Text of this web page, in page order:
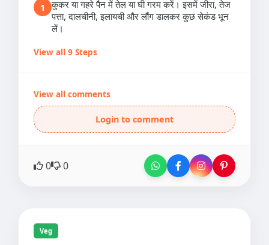
1
कुकर या गहरे पैन में तेल या घी गरम करें। इसमें जीरा, तेज
पत्ता, दालचीनी, इलायची और लौंग डालकर कुछ सेकंड भून
लें।
View all 9 Steps
View all comments
Login to comment
0 0
Veg